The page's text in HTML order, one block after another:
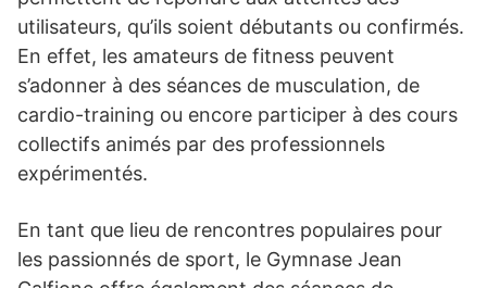
utilisateurs, qu’ils soient débutants ou confirmés.
En effet, les amateurs de fitness peuvent
s’adonner à des séances de musculation, de
cardio-training ou encore participer à des cours
collectifs animés par des professionnels
expérimentés.
En tant que lieu de rencontres populaires pour
les passionnés de sport, le Gymnase Jean